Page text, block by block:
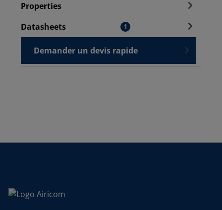
Properties
Datasheets
1
Demander un devis rapide